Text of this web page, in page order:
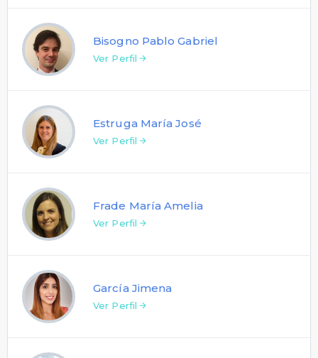
Bisogno Pablo Gabriel
Ver Perfil
Estruga María José
Ver Perfil
Frade María Amelia
Ver Perfil
García Jimena
Ver Perfil